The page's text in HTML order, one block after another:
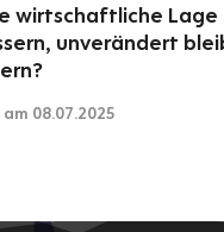
wirtschaftliche Lage
unverändert
am 08.07.2025